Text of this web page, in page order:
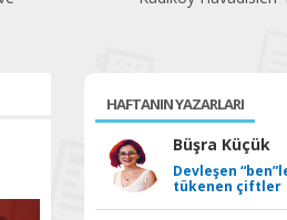
HAFTANIN YAZARLARI
Büşra Küçük
Devleşen
tükenen çiftler